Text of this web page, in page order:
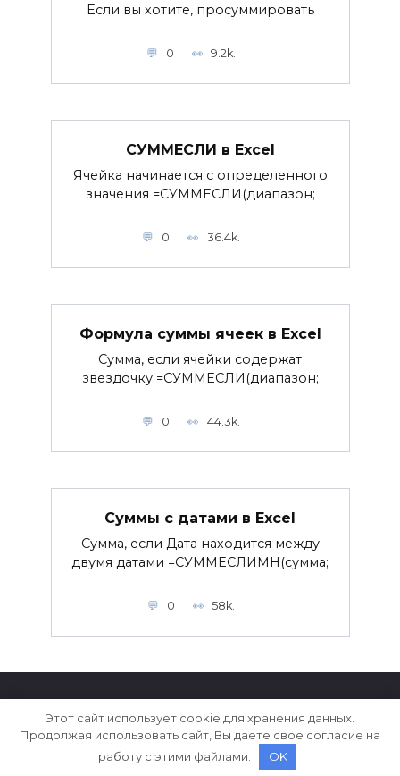
Если вы хотите, просуммировать
0 9.2k.
СУММЕСЛИ в Excel
Ячейка начинается с определенного
значения =СУММЕСЛИ(диапазон;
0 36.4k.
Формула суммы ячеек в Excel
Сумма, если ячейки содержат
звездочку =СУММЕСЛИ(диапазон;
0 44.3k.
Суммы с датами в Excel
Сумма, если Дата находится между
двумя датами =СУММЕСЛИМН(сумма;
0 58k.
© 2026 ExcelPedia.ru
Этот сайт использует cookie для хранения данных.
Продолжая использовать сайт, Вы даете свое согласие на
работу с этими файлами.
OK